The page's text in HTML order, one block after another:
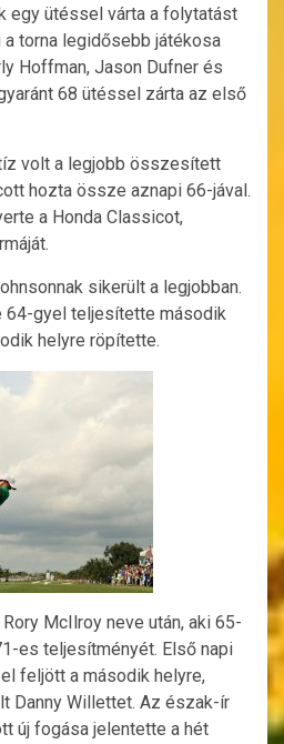
egy ütéssel várta a folytatást
torna legidősebb játékosa
Hoffman, Jason Dufner és
68 ütéssel zárta az első
volt a legjobb összesített
hozta össze aznapi 66-jával.
a Honda Classicot,
sikerült a legjobban.
64-gyel teljesítette második
helyre röpítette.
McIlroy neve után, aki 65-
es teljesítményét. Első napi
feljött a második helyre,
Danny Willettet. Az észak-ír
új fogása jelentette a hét